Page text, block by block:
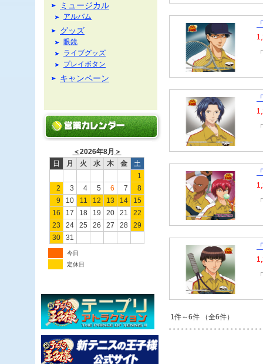
ミュージカル
アルバム
グッズ
眼鏡
ライブグッズ
プレイボタン
キャンペーン
＜2026年8月 ＞
日
月 火 水 木 金
土
1
2
3 4 5 6 7
8
9
10 11 12 13 14
15
16
17 18 19 20 21
22
23
24 25 26 27 28
29
30
31
今日
定休日
1件～6件 （全6件）